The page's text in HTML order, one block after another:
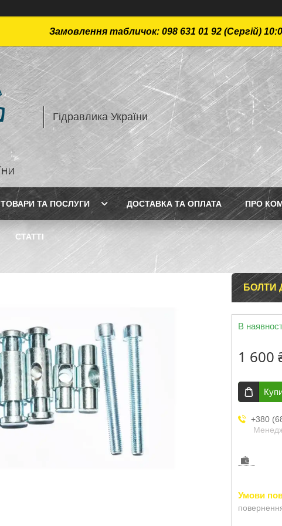
Замовлення табличок: 098 631 01 92 (Сергій)
Гідравлика України
ТОВАРИ ТА ПОСЛУГИ ДОСТАВКА ТА ОПЛАТА ПРО
СТАТТI
БОЛТИ
В
1 600
+380